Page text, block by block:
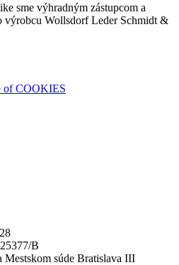
sme výhradným zástupcom a
výrobcu Wollsdorf Leder Schmidt &
of COOKIES
B
Mestskom súde Bratislava III